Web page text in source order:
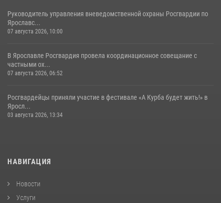
Руководитель управления вневедомственной охраны Росгвардии по
Ярославс...
07 августа 2026, 10:00
В Ярославле Росгвардия провела координационное совещание с
частными ох...
07 августа 2026, 06:52
Росгвардейцы приняли участие в фестивале «А Курба будет жить!» в
Яросл...
03 августа 2026, 13:34
НАВИГАЦИЯ
Новости
Услуги